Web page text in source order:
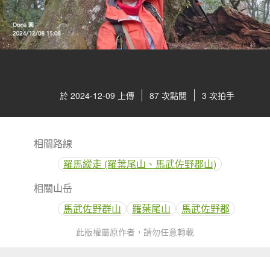
於 2024-12-09 上傳 87 次點閱 3 次拍手
相關路線
羅馬縱走 (羅葉尾山、馬武佐野郡山)
相關山岳
馬武佐野群山
羅葉尾山 馬武佐野郡
此版權屬原作者，請勿任意轉載